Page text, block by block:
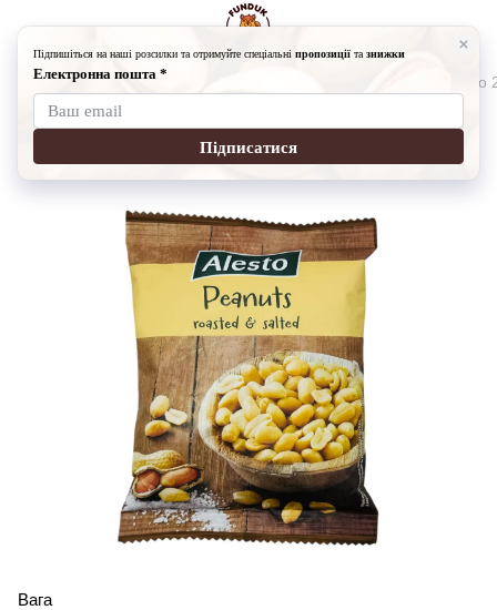
Горішки Горішки Alesto Арахіс смажений та солоний Alesto
Арахіс смажений та солоний Alesto
Написати відгук
Вага